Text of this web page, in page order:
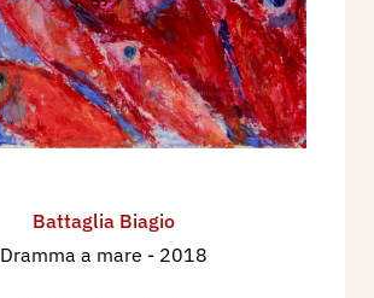
Battaglia Biagio
Dramma a mare - 2018